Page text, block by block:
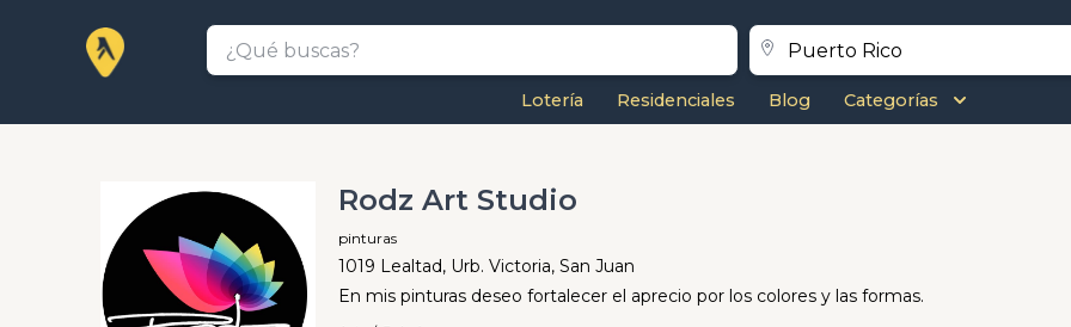
Lotería Residenciales Blog Categorías
Rodz Art Studio
pinturas
1019 Lealtad, Urb. Victoria, San Juan
En mis pinturas deseo fortalecer el aprecio por los colores y las formas.